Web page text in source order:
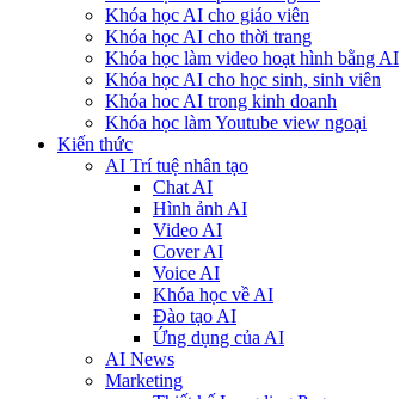
Khóa học AI cho giáo viên
Khóa học AI cho thời trang
Khóa học làm video hoạt hình bằng AI
Khóa học AI cho học sinh, sinh viên
Khóa hoc AI trong kinh doanh
Khóa học làm Youtube view ngoại
Kiến thức
AI Trí tuệ nhân tạo
Chat AI
Hình ảnh AI
Video AI
Cover AI
Voice AI
Khóa học về AI
Đào tạo AI
Ứng dụng của AI
AI News
Marketing